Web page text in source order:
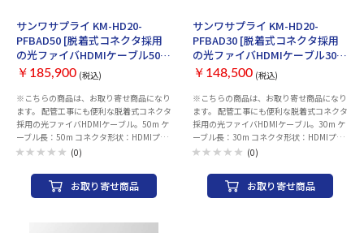
サンワサプライ KM-HD20-
PFBAD50 [脱着式コネクタ採用
の光ファイバHDMIケーブル50
ｍ]
￥185,900 (税込)
※こちらの商品は、お取り寄せ商品になり
ます。 配管工事にも便利な脱着式コネクタ
採用の光ファイバHDMIケーブル。50m ケ
ーブル長：50m コネクタ形状：HDMIプラ
グ－HDMIプラグ（HDMIタイプD＋タイプ
線材規格（UL）：non UL 対応解像度：
4K/60Hz・30Hz、FullHD 帯域：18Gbps
ケーブル外径：4.5mm 種類：HDMI 規格
(0)
お取り寄せ商品
サンワサプライ KM-HD20-
PFBAD30 [脱着式コネクタ採用
の光ファイバHDMIケーブル30
ｍ]
￥148,500 (税込)
※こちらの商品は、お取り寄せ商品になり
ます。 配管工事にも便利な脱着式コネクタ
採用の光ファイバHDMIケーブル。30m ケ
ーブル長：30m コネクタ形状：HDMIプラ
グ－HDMIプラグ（HDMIタイプD＋タイプ
線材規格（UL）：non UL 対応解像度：
4K/60Hz・30Hz、FullHD 帯域：18Gbps
ケーブル外径：4.5mm 種類：HDMI 規格
(0)
お取り寄せ商品